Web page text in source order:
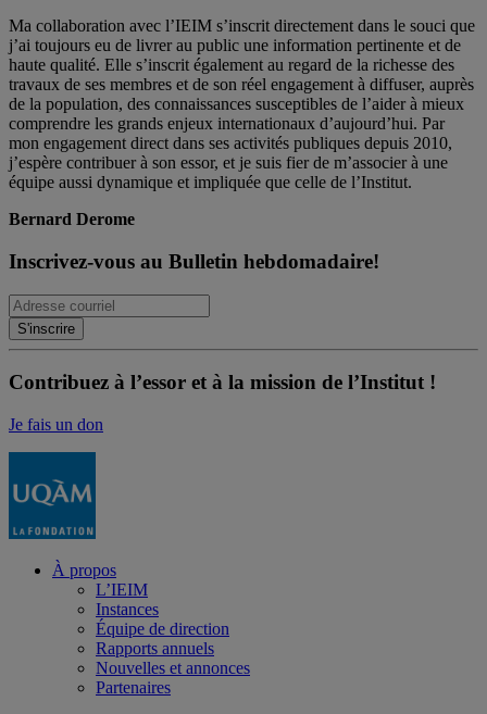
Ma collaboration avec l’IEIM s’inscrit directement dans le souci que
j’ai toujours eu de livrer au public une information pertinente et de
haute qualité. Elle s’inscrit également au regard de la richesse des
travaux de ses membres et de son réel engagement à diffuser, auprès
de la population, des connaissances susceptibles de l’aider à mieux
comprendre les grands enjeux internationaux d’aujourd’hui. Par
mon engagement direct dans ses activités publiques depuis 2010,
j’espère contribuer à son essor, et je suis fier de m’associer à une
équipe aussi dynamique et impliquée que celle de l’Institut.
Bernard Derome
Inscrivez-vous au Bulletin hebdomadaire!
Contribuez à l’essor et à la mission de l’Institut !
Je fais un don
À propos
L’IEIM
Instances
Équipe de direction
Rapports annuels
Nouvelles et annonces
Partenaires